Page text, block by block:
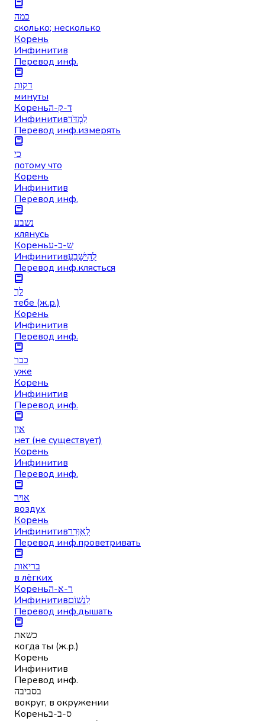
כמה
сколько; несколько
Корень
Инфинитив
Перевод инф.
דקות
минуты
Кореньד-ק-ה
Инфинитивלִמְדֹּד
Перевод инф.измерять
כי
потому что
Корень
Инфинитив
Перевод инф.
נשבע
клянусь
Кореньש-ב-ע
Инфинитивלְהִישָּׁבֵעַ
Перевод инф.клясться
לך
тебе (ж.р.)
Корень
Инфинитив
Перевод инф.
כבר
уже
Корень
Инфинитив
Перевод инф.
אין
нет (не существует)
Корень
Инфинитив
Перевод инф.
אויר
воздух
Корень
Инфинитивלְאַוְּרֵר
Перевод инф.проветривать
בריאות
в лёгких
Кореньר-א-ה
Инфинитивלִנְשׁוֹם
Перевод инф.дышать
כשאת
когда ты (ж.р.)
Корень
Инфинитив
Перевод инф.
בסביבה
вокруг, в окружении
Кореньס-ב-ב